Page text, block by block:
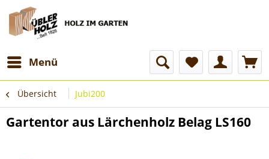
Menü
Übersicht Jubi200
Gartentor aus Lärchenholz Belag LS160